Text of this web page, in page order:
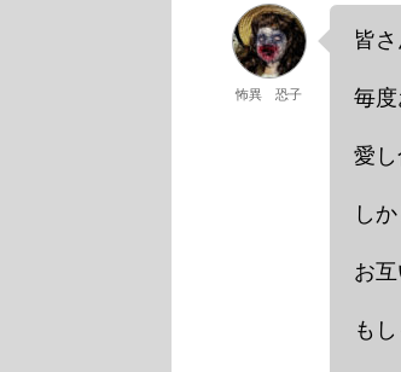
怖異 恐子
皆
毎
愛
し
お
も